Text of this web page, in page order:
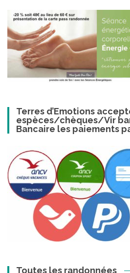
Terres d’Emotions
espèces/chèques/Vir
Bancaire les paiements
Toutes les randonnées